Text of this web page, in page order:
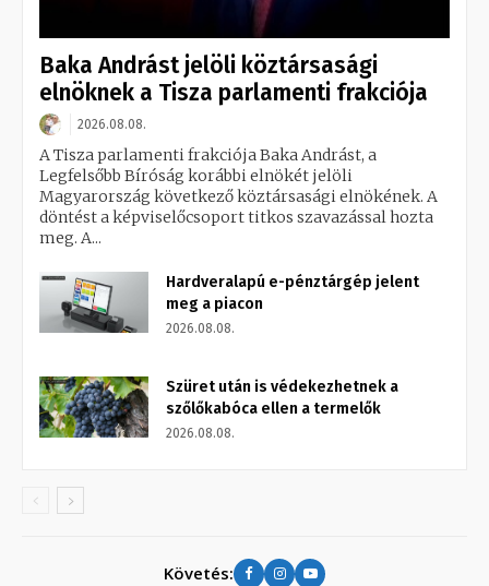
Baka Andrást jelöli köztársasági
elnöknek a Tisza parlamenti frakciója
2026.08.08.
A Tisza parlamenti frakciója Baka Andrást, a
Legfelsőbb Bíróság korábbi elnökét jelöli
Magyarország következő köztársasági elnökének. A
döntést a képviselőcsoport titkos szavazással hozta
meg. A...
Hardveralapú e-pénztárgép jelent
meg a piacon
2026.08.08.
Szüret után is védekezhetnek a
szőlőkabóca ellen a termelők
2026.08.08.
Követés: